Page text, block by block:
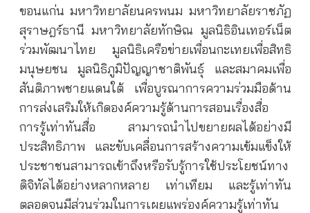
ขอนแก่น มหาวิทยาลัยนครพนม มหาวิทยาลัยราชภัฏ
สุราษฎร์ธานี มหาวิทยาลัยทักษิณ มูลนิธิอินเทอร์เน็ต
ร่วมพัฒนาไทย มูลนิธิเครือข่ายเพื่อนกะเทยเพื่อสิทธิ
มนุษยชน มูลนิธิภูมิปัญญาชาติพันธุ์ และสมาคมเพื่อ
สันติภาพชายแดนใต้ เพื่อบูรณาการความร่วมมือด้าน
การส่งเสริมให้เกิดองค์ความรู้ด้านการสอนเรื่องสื่อ
การรู้เท่าทันสื่อ สามารถนำไปขยายผลได้อย่างมี
ประสิทธิภาพ และขับเคลื่อนการสร้างความเข้มแข็งให้
ประชาชนสามารถเข้าถึงหรือรับรู้การใช้ประโยชน์ทาง
ดิจิทัลได้อย่างหลากหลาย เท่าเทียม และรู้เท่าทัน
ตลอดจนมีส่วนร่วมในการเผยแพร่องค์ความรู้เท่าทัน